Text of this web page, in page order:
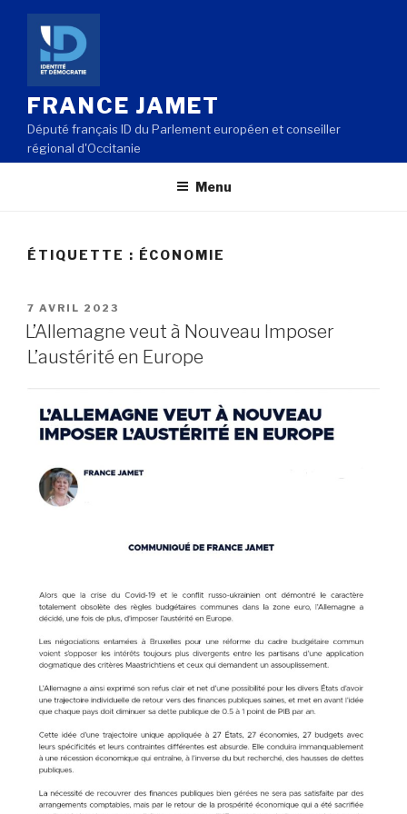
Aller
contenu
principal
FRANCE JAMET
Député français ID du Parlement européen et conseiller
régional d'Occitanie
Menu
ÉTIQUETTE : ÉCONOMIE
PUBLIÉ
LE
7 AVRIL 2023
L’Allemagne veut à Nouveau Imposer
L’austérité en Europe